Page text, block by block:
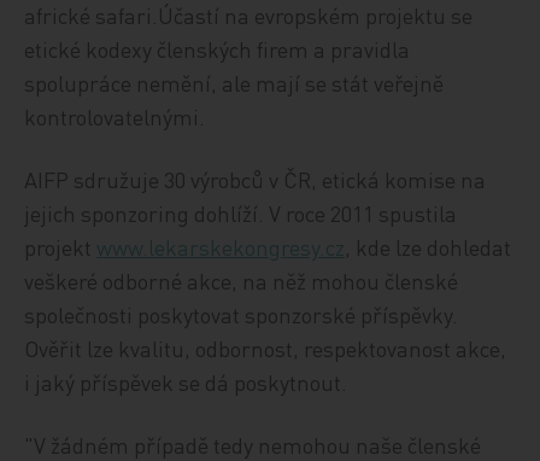
africké safari.Účastí na evropském projektu se
etické kodexy členských firem a pravidla
spolupráce nemění, ale mají se stát veřejně
kontrolovatelnými.
AIFP sdružuje 30 výrobců v ČR, etická komise na
jejich sponzoring dohlíží. V roce 2011 spustila
projekt www.lekarskekongresy.cz, kde lze dohledat
veškeré odborné akce, na něž mohou členské
společnosti poskytovat sponzorské příspěvky.
Ověřit lze kvalitu, odbornost, respektovanost akce,
i jaký příspěvek se dá poskytnout.
"V žádném případě tedy nemohou naše členské